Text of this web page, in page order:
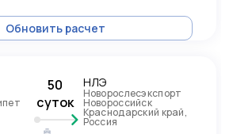
Обновить расчет
50
суток
НЛЭ
Новорослесэкспорт
Новороссийск
Краснодарский край,
Россия